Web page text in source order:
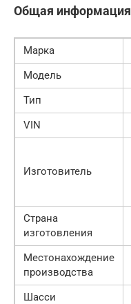
Общая информация
Марка
Модель
Тип
VIN
Изготовитель
Страна
изготовления
Местонахождение
производства
Шасси